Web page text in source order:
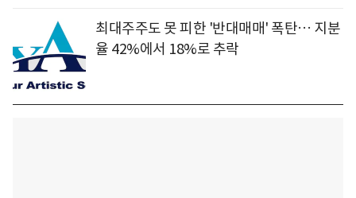
최대주주도 못 피한 '반대매매' 폭탄… 지분
율 42%에서 18%로 추락